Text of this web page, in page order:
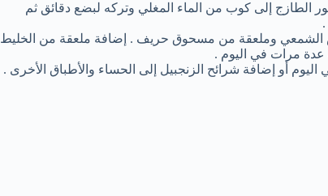
إلى كوب من الماء المغلي وتركه لبضع دقائق ثم
الشمعي وملعقة من مسحوق حريف . إضافة ملعقة من الخليط
مرات في اليوم .
أو إضافة شرائح الزنجبيل إلى الحساء والأطباق الأخرى .